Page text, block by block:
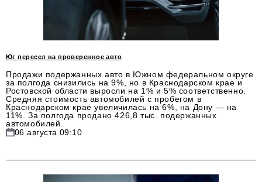
Юг пересел на проверенное авто
Продажи подержанных авто в Южном федеральном округе
за полгода снизились на 9%, но в Краснодарском крае и
Ростовской области выросли на 1% и 5% соответственно.
Средняя стоимость автомобилей с пробегом в
Краснодарском крае увеличилась на 6%, на Дону — на
11%. За полгода продано 426,8 тыс. подержанных
автомобилей.
06 августа 09:10